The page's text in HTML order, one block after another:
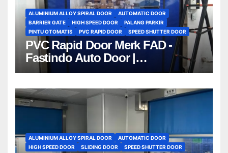
ALUMINIUM ALLOY SPIRAL DOOR
AUTOMATIC DOOR
BARRIER GATE
HIGH SPEED DOOR
PALANG PARKIR
PINTU OTOMATIS
PVC RAPID DOOR SPEED SHUTTER DOOR
PVC Rapid Door Merk FAD -
Fastindo Auto Door |
081212801672
ALUMINIUM ALLOY SPIRAL DOOR
AUTOMATIC DOOR
HIGH SPEED DOOR
SLIDING DOOR SPEED SHUTTER DOOR